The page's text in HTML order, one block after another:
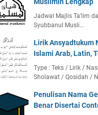
Jadwal Majlis Ta'lim
Syubbanul Musli…
Lirik Ansyadtukum
Islami Arab, Latin,
Type : Teks / Lirik /
Sholawat / Qosidah /
Penulisan Nama
Benar Disertai